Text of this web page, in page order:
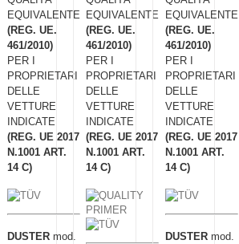
EQUIVALENTE
(REG. UE.
461/2010)
PER I
PROPRIETARI
DELLE
VETTURE
INDICATE
(REG. UE 2017
N.1001 ART.
14 C)
DUSTER mod.
EQUIVALENTE
(REG. UE.
461/2010)
PER I
PROPRIETARI
DELLE
VETTURE
INDICATE
(REG. UE 2017
N.1001 ART.
14 C)
EQUIVALENTE
(REG. UE.
461/2010)
PER I
PROPRIETARI
DELLE
VETTURE
INDICATE
(REG. UE 2017
N.1001 ART.
14 C)
DUSTER mod.